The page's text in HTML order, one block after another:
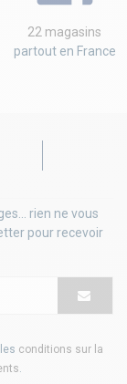
22 magasins
partout en France
rien ne vous
pour recevoir
conditions sur la